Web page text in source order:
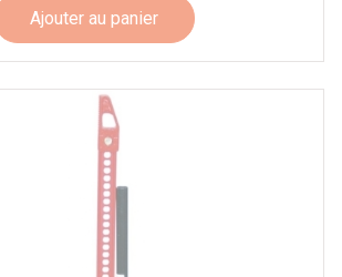
Ajouter au panier